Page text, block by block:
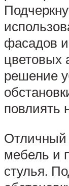
фасадов
цветовых
решение
повлиять
Отличный
мебель и
стулья.